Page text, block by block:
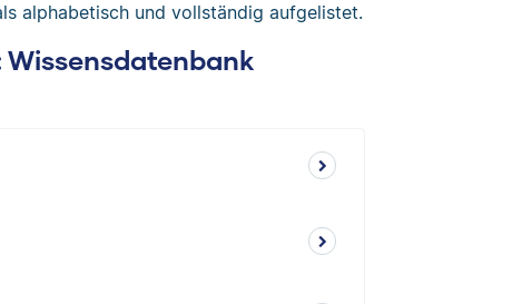
alphabetisch und vollständig aufgelistet.